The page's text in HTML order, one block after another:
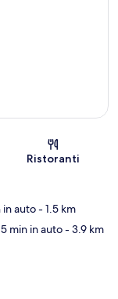
Ristoranti
in auto- 1.5 km
min in auto- 3.9 km